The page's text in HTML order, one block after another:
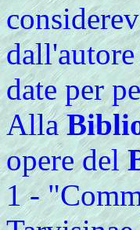
date per
Alla
opere del
1 -